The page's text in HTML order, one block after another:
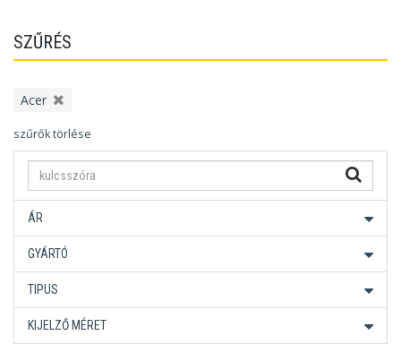
SZŰRÉS
Acer
szűrők törlése
ÁR
GYÁRTÓ
TIPUS
KIJELZŐ MÉRET